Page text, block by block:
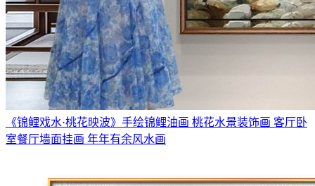
《锦鲤戏水·桃花映波》手绘锦鲤油画 桃花水景装饰画 客厅卧
室餐厅墙面挂画 年年有余风水画